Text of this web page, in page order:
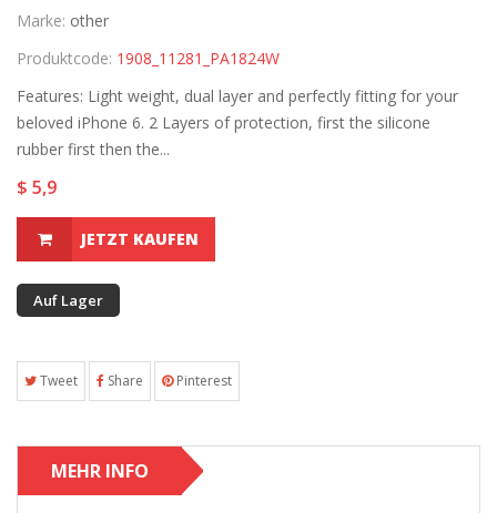
Marke: other
Produktcode: 1908_11281_PA1824W
Features: Light weight, dual layer and perfectly fitting for your
beloved iPhone 6. 2 Layers of protection, first the silicone
rubber first then the...
$ 5,9
JETZT KAUFEN
Auf Lager
Tweet Share Pinterest
MEHR INFO